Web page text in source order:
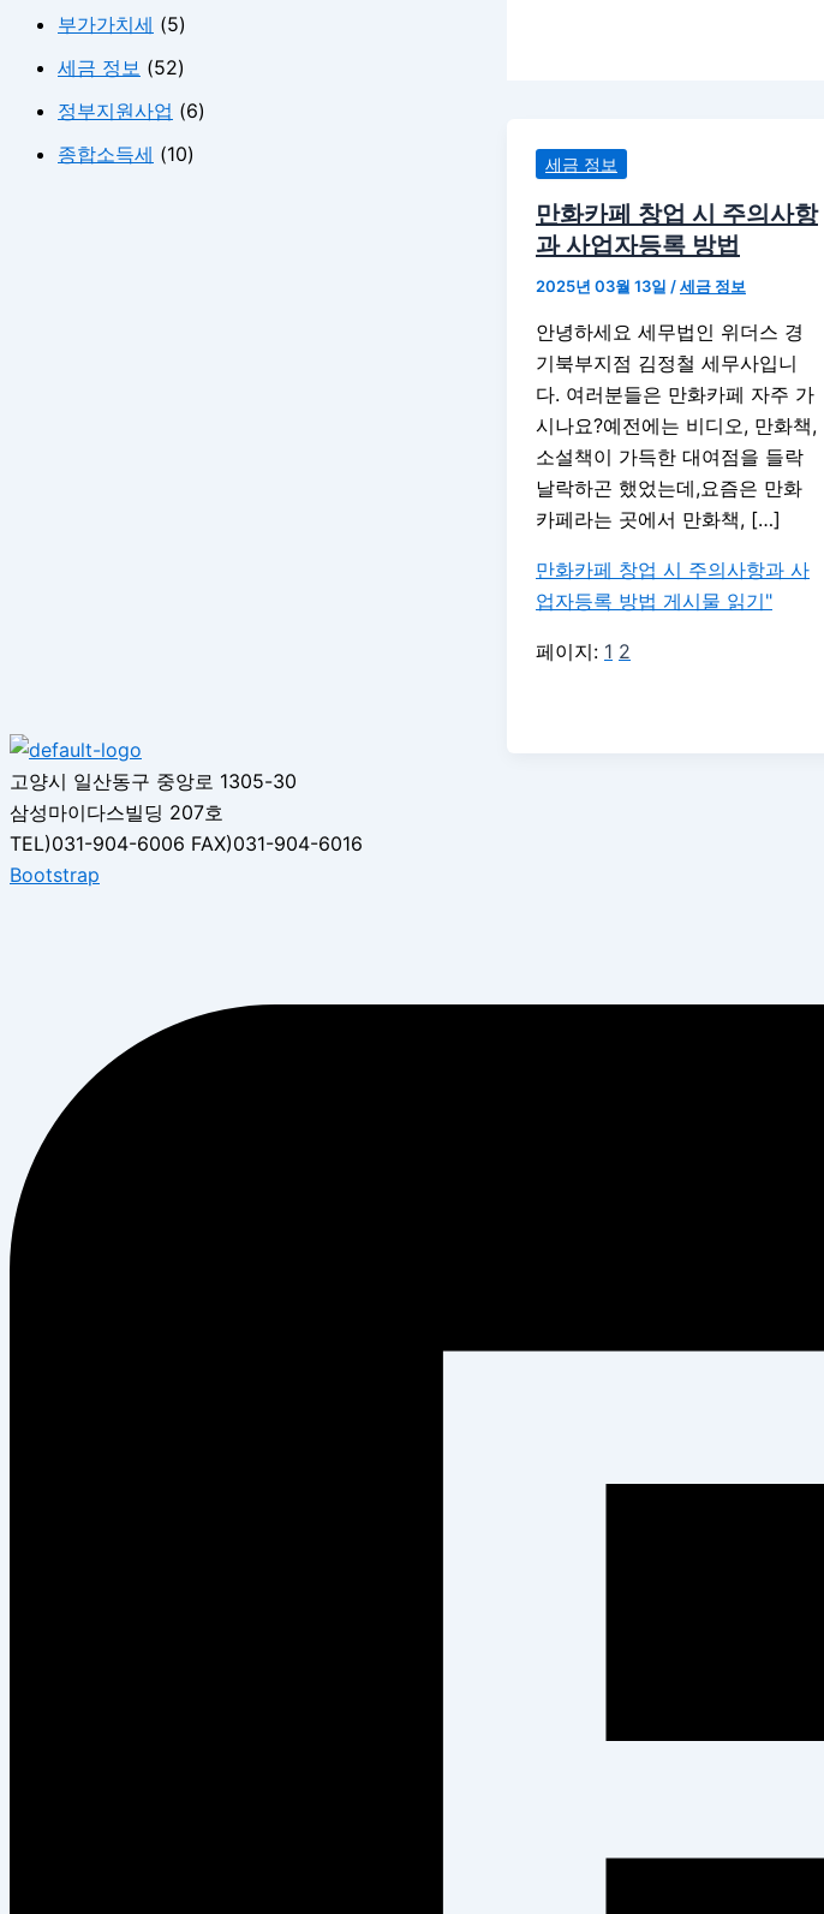
부가가치세 (5)
세금 정보 (52)
정부지원사업 (6)
종합소득세 (10) 세금 정보
만화카페 창업 시 주의사항
과 사업자등록 방법
2025년 03월 13일 /세금 정보
안녕하세요 세무법인 위더스 경
기북부지점 김정철 세무사입니
다. 여러분들은 만화카페 자주 가
시나요?예전에는 비디오, 만화책,
소설책이 가득한 대여점을 들락
날락하곤 했었는데,요즘은 만화
카페라는 곳에서 만화책, […]
만화카페 창업 시 주의사항과 사
업자등록 방법 게시물 읽기"
페이지: 1 2
고양시 일산동구 중앙로 1305-30
삼성마이다스빌딩 207호
TEL)031-904-6006 FAX)031-904-6016
Bootstrap